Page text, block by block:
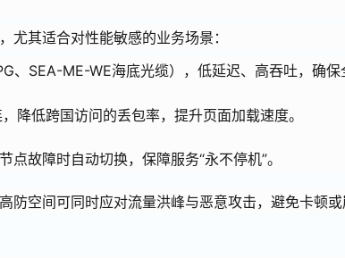
，尤其适合对性能敏感的业务场景：
、SEA-ME-WE海底光缆），低延迟、高吞吐，确
降低跨国访问的丢包率，提升页面加载速度。
故障时自动切换，保障服务“永不停机”。
防空间可同时应对流量洪峰与恶意攻击，避免卡顿